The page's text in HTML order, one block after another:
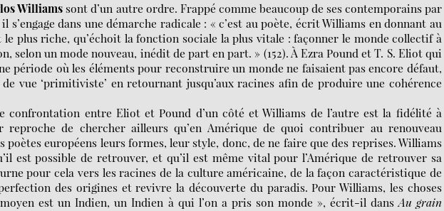
Williamssont d’un autre ordre. Frappé comme beaucoup de ses contemporains par
s’engage dans une démarche radicale : « c’est au poète, écrit Williams en donnant au
plus riche, qu’échoit la fonction sociale la plus vitale : façonner le monde collectif à
selon un mode nouveau, inédit de part en part. » (152). À Ezra Pound et T. S. Eliot qui
période où les éléments pour reconstruire un monde ne faisaient pas encore défaut,
vue ‘primitiviste’ en retournant jusqu’aux racines afin de produire une cohérence
confrontation entre Eliot et Pound d’un côté et Williams de l’autre est la fidélité à
reproche de chercher ailleurs qu’en Amérique de quoi contribuer au renouveau
poètes européens leurs formes, leur style, donc, de ne faire que des reprises. Williams
est possible de retrouver, et qu’il est même vital pour l’Amérique de retrouver sa
pour cela vers les racines de la culture américaine, de la façon caractéristique de
des origines et revivre la découverte du paradis. Pour Williams, les choses
est un Indien, un Indien à qui l’on a pris son monde », écrit-il dansAu grain